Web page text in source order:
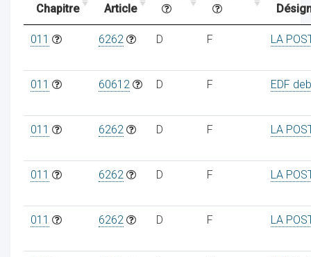
Chapitre Article
011 6262 D F LA
011 60612 D F EDF
011 6262 D F LA
011 6262 D F LA
011 6262 D F LA